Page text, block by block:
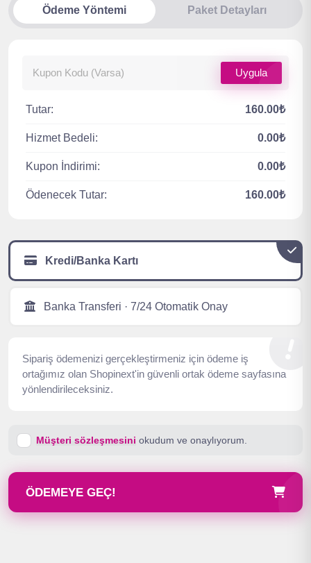
Ödeme Yöntemi Paket Detayları
Uygula
Tutar: 160.00₺
Hizmet Bedeli: 0.00₺
Kupon İndirimi: 0.00₺
Ödenecek Tutar: 160.00₺
Kredi/Banka Kartı
Banka Transferi · 7/24 Otomatik Onay
Sipariş ödemenizi gerçekleştirmeniz için ödeme iş
ortağımız olan Shopinext'in güvenli ortak ödeme sayfasına
yönlendirileceksiniz.
Müşteri sözleşmesini okudum ve onaylıyorum.
ÖDEMEYE GEÇ!